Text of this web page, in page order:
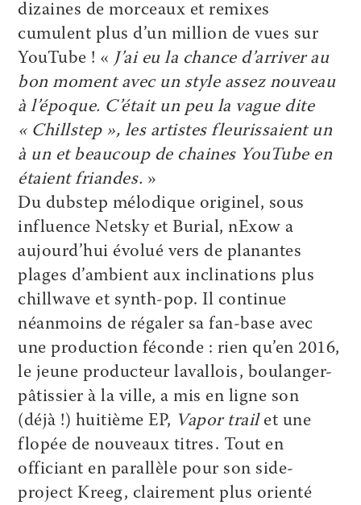
dizaines de morceaux et remixes
cumulent plus d’un million de vues sur
YouTube ! « J’ai eu la chance d’arriver au
bon moment avec un style assez nouveau
à l’époque. C’était un peu la vague dite
« Chillstep », les artistes fleurissaient un
à un et beaucoup de chaines YouTube en
étaient friandes. »
Du dubstep mélodique originel, sous
influence Netsky et Burial, nExow a
aujourd’hui évolué vers de planantes
plages d’ambient aux inclinations plus
chillwave et synth-pop. Il continue
néanmoins de régaler sa fan-base avec
une production féconde : rien qu’en 2016,
le jeune producteur lavallois, boulanger-
pâtissier à la ville, a mis en ligne son
(déjà !) huitième EP, Vapor trailet une
flopée de nouveaux titres. Tout en
officiant en parallèle pour son side-
project Kreeg, clairement plus orienté